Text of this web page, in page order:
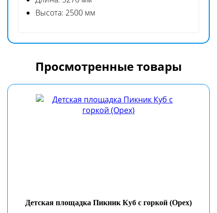
Высота: 2500 мм
Просмотренные товары
Детская площадка Пикник Куб с горкой (Орех)